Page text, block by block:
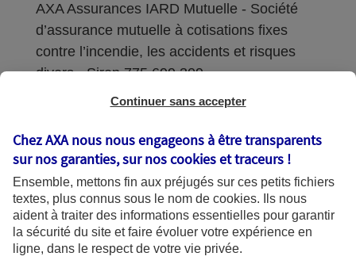
AXA Assurances IARD Mutuelle - Société
d’assurance mutuelle à cotisations fixes
contre l’incendie, les accidents et risques
divers - Siren 775 699 309
Sièges sociaux : 313 Terrasses de l’Arche –
Coordonnées de l'Autorité de contrôle
prudentiel et de résolution (ACPR) : - 4
Place de Budapest - CS 92459 - 75436
Paris Cedex 09. Le détail des procédures de
recours et de réclamation et les
Continuer sans accepter
Chez AXA nous nous engageons à être transparents
sur nos garanties, sur noscookies et traceurs !
Ensemble, mettons fin aux préjugés sur ces petits fichiers
textes, plus connus sous le nom de cookies. Ils nous
aident à traiter des informations essentielles pour garantir
la sécurité du site et faire évoluer votre expérience en
ligne, dans le respect de votre vie privée.